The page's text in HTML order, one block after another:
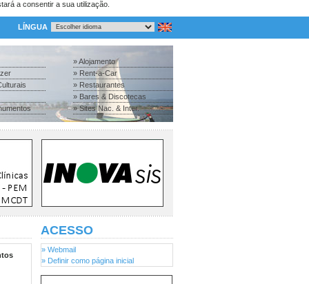
a consentir a sua utilização.
LÍNGUA
» Alojamento
» Rent-a-Car
» Restaurantes
» Bares & Discotecas
» Sites Nac. & Inter.
ACESSO
» Webmail
» Definir como página inicial